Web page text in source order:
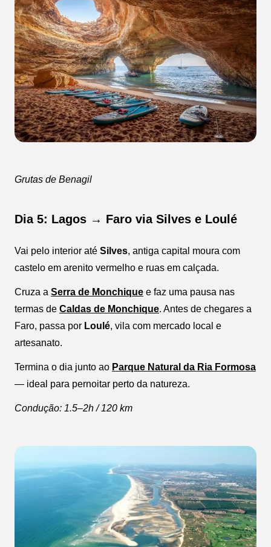
Grutas de Benagil
Dia 5: Lagos → Faro via Silves e Loulé
Vai pelo interior até Silves, antiga capital moura com
castelo em arenito vermelho e ruas em calçada.
Cruza a Serra de Monchique e faz uma pausa nas
termas de Caldas de Monchique. Antes de chegares a
Faro, passa por Loulé, vila com mercado local e
artesanato.
Termina o dia junto ao Parque Natural da Ria Formosa
— ideal para pernoitar perto da natureza.
Condução: 1.5–2h / 120 km